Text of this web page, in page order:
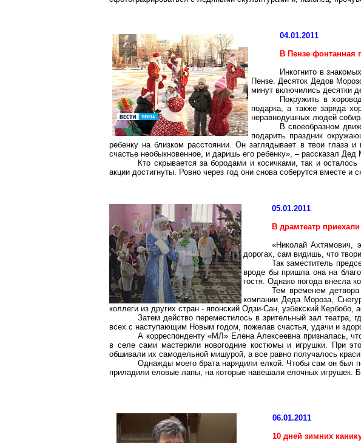
04.01.2011
В Пензе фонтанная
Инкогнито в
Пензе. Десяток Дедов
минут включились десятки
Покружить в
подарка, а также заряда
неравнодушных людей
В своеобразном
подарить праздник
ребенку на близком расстоянии. Он заглядывает в твои
счастье необыкновенное, и даришь его ребенку», – рассказал Дед
Кто скрывается за бородами и косичками, так и
акции достигнуты. Ровно через год они снова соберутся вместе и
05.01.2011
В драмтеатр
«Николай Ахтямович,
дорогах, сам видишь, что
Так заместитель
вроде бы пришла она на
гостя. Однако погода внесла
Тем временем детвора
компании Деда Мороза,
коллеги из других стран - японский Одзи-Сан, узбекский
Затем действо переместилось в зрительный зал театра,
всех с наступающим Новым годом, пожелав счастья, удачи и
А корреспонденту «МЛ» Елена Алексеевна призналась,
в селе сами мастерили новогодние костюмы и игрушки. При
обшивали их самодельной мишурой, а все равно получалось
Однажды моего брата нарядили елкой. Чтобы сам он был
приладили еловые лапы, на которые навешали елочных игрушек.
06.01.2011
10 дней зимних